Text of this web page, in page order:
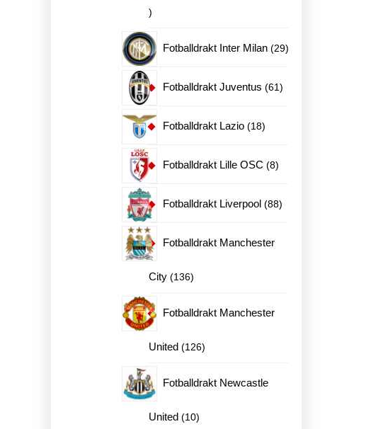
20
produkter
Fotballdrakt Inter Milan 2929
Fotballdrakt Juventus 6161
Fotballdrakt Lazio 1818
Fotballdrakt Lille OSC 88
Fotballdrakt Liverpool 8888
Fotballdrakt Manchester
City 136136
Fotballdrakt Manchester
United 126126
Fotballdrakt Newcastle
United 1010